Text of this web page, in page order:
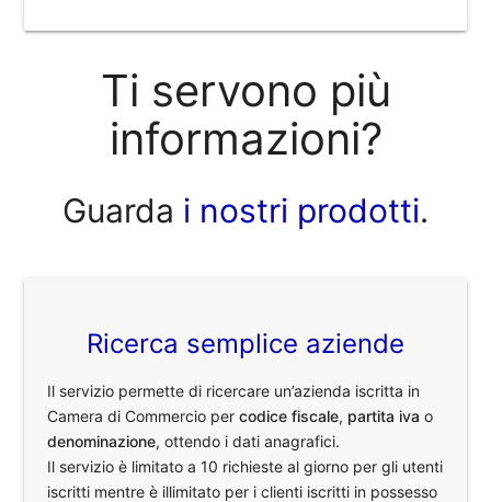
Ti servono più
informazioni?
Guarda i nostri prodotti.
Ricerca semplice aziende
Il servizio permette di ricercare un’azienda iscritta in
Camera di Commercio percodice fiscale, partita iva o
denominazione, ottendo i dati anagrafici.
Il servizio è limitato a 10 richieste al giorno per gli utenti
iscritti mentre è illimitato per i clienti iscritti in possesso